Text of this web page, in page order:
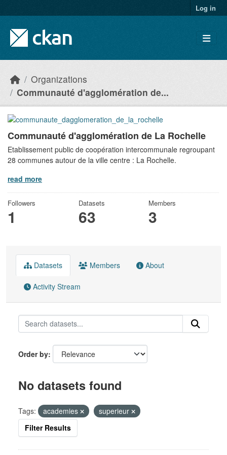
Log in
Organizations
Communauté d'agglomération de...
Communauté d'agglomération de La Rochelle
Etablissement public de coopération intercommunale regroupant
28 communes autour de la ville centre : La Rochelle.
read more
Followers
1
Datasets
63
Members
3
Datasets Members About
Activity Stream
Order by
No datasets found
Tags: academies
superieur
Filter Results